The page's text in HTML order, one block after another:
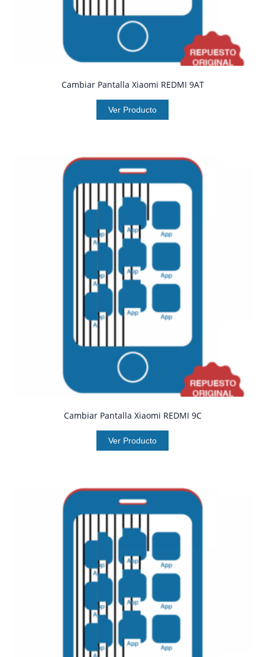
Cambiar Pantalla Xiaomi REDMI 9AT
Ver Producto
Cambiar Pantalla Xiaomi REDMI 9C
Ver Producto